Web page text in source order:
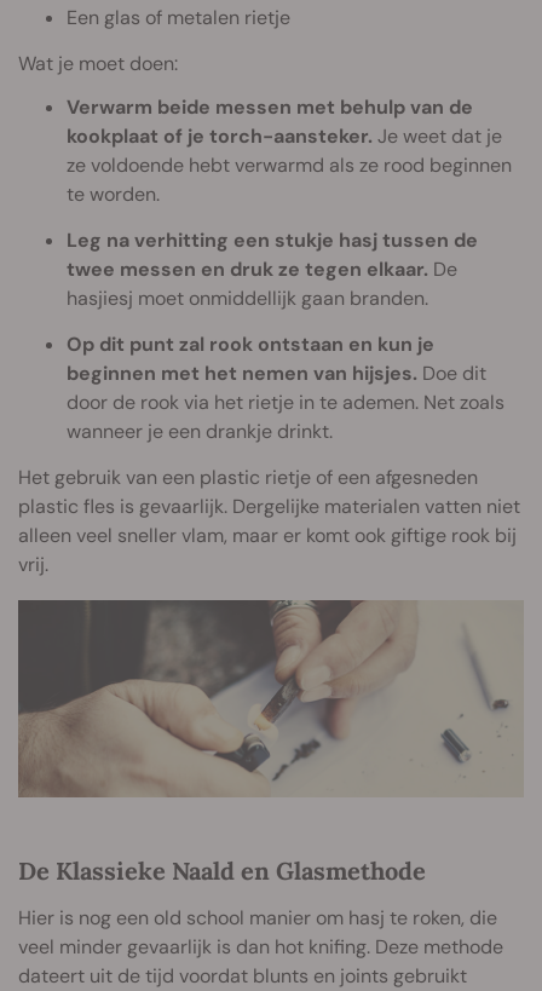
Een glas of metalen rietje
Wat je moet doen:
Verwarm beide messen met behulp van de
kookplaat of je torch-aansteker. Je weet dat je
ze voldoende hebt verwarmd als ze rood beginnen
te worden.
Leg na verhitting een stukje hasj tussen de
twee messen en druk ze tegen elkaar. De
hasjiesj moet onmiddellijk gaan branden.
Op dit punt zal rook ontstaan en kun je
beginnen met het nemen van hijsjes. Doe dit
door de rook via het rietje in te ademen. Net zoals
wanneer je een drankje drinkt.
Het gebruik van een plastic rietje of een afgesneden
plastic fles is gevaarlijk. Dergelijke materialen vatten niet
alleen veel sneller vlam, maar er komt ook giftige rook bij
vrij.
De Klassieke Naald en Glasmethode
Hier is nog een old school manier om hasj te roken, die
veel minder gevaarlijk is dan hot knifing. Deze methode
dateert uit de tijd voordat blunts en joints gebruikt